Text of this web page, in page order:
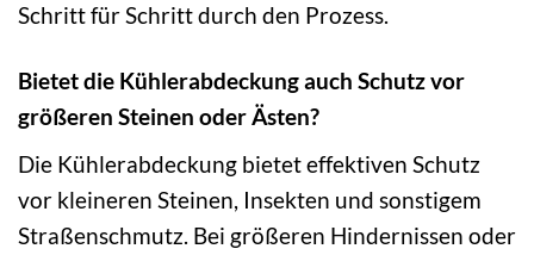
Schritt für Schritt durch den Prozess.
Bietet die Kühlerabdeckung auch Schutz vor
größeren Steinen oder Ästen?
Die Kühlerabdeckung bietet effektiven Schutz
vor kleineren Steinen, Insekten und sonstigem
Straßenschmutz. Bei größeren Hindernissen oder